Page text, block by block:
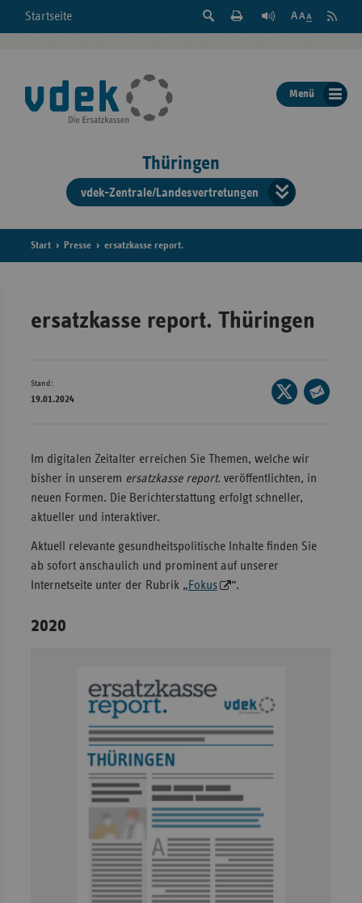
Startseite
Suche
der
Seite
Feed
Menü
Thüringen
vdek-Zentrale/Landesvertretungen
der
Start Presse ersatzkasse report.
ersatzkasse report. Thüringen
Stand:
19.01.2024
Seite
auf
Im digitalen Zeitalter erreichen Sie Themen, welche wir
bisher in unserem ersatzkasse report. veröffentlichten, in
neuen Formen. Die Berichterstattung erfolgt schneller,
aktueller und interaktiver.
Aktuell relevante gesundheitspolitische Inhalte finden Sie
ab sofort anschaulich und prominent auf unserer
Internetseite unter der Rubrik „Fokus “.
2020